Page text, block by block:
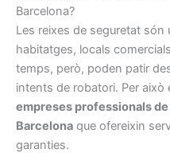
Barcelona?
Les reixes de seguretat
habitatges, locals
temps, però, poden patir
intents de robatori. Per
empreses professionals
Barcelona que ofereixin
garanties.